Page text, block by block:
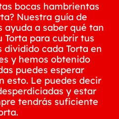
bocas hambrientas
Nuestra guía de
ayuda a saber qué tan
Torta para cubrir tus
dividido cada Torta en
y hemos obtenido
puedes esperar
esto. Le puedes decir
y estar
tendrás suficiente